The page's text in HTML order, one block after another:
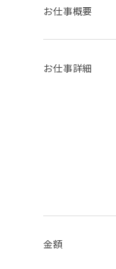
お仕事概要
お仕事詳細
金額